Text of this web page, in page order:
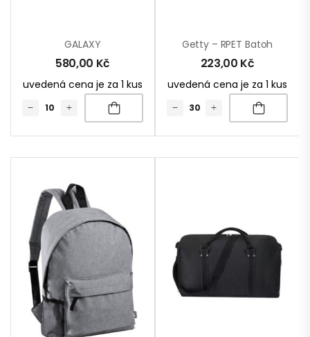
GALAXY
580,00 Kč
uvedená cena je za 1 kus
Getty – RPET Batoh
223,00 Kč
uvedená cena je za 1 kus